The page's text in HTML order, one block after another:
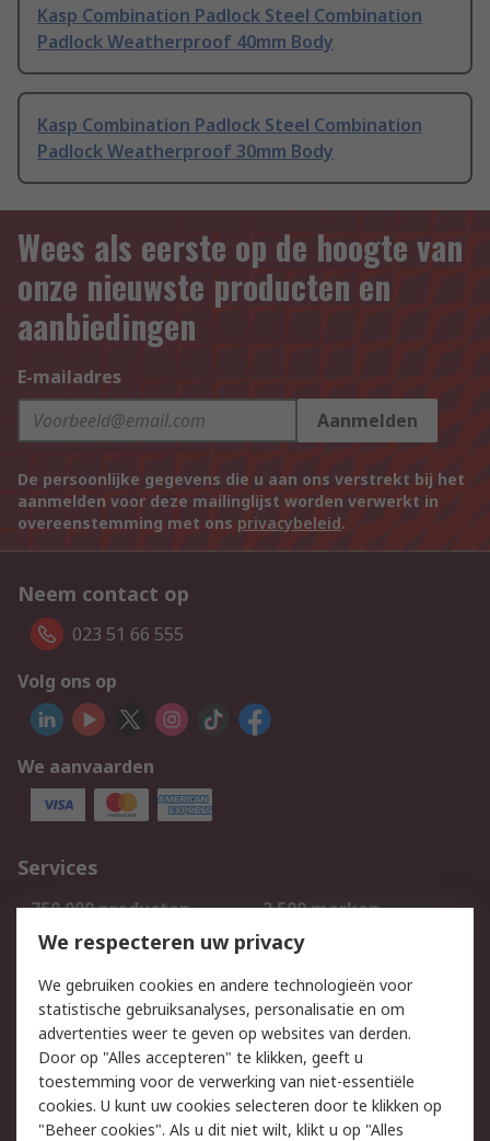
Kasp Combination Padlock Steel Combination
Padlock Weatherproof 40mm Body
Kasp Combination Padlock Steel Combination
Padlock Weatherproof 30mm Body
Wees als eerste op de hoogte van
onze nieuwste producten en
aanbiedingen
E-mailadres
Aanmelden
De persoonlijke gegevens die u aan ons verstrekt bij het
aanmelden voor deze mailinglijst worden verwerkt in
overeenstemming met ons privacybeleid.
Neem contact op
023 51 66 555
Volg ons op
We aanvaarden
Services
750.000 producten
2.500 merken
Bestellen
Inkoopoplossingen
Track & Trace
Wettelijk
Cookiebeleid
Email veiligheid
Privacybeleid
Websitevoorwaarden
We respecteren uw privacy
We gebruiken cookies en andere technologieën voor
statistische gebruiksanalyses, personalisatie en om
advertenties weer te geven op websites van derden.
Door op "Alles accepteren" te klikken, geeft u
toestemming voor de verwerking van niet-essentiële
cookies. U kunt uw cookies selecteren door te klikken op
"Beheer cookies". Als u dit niet wilt, klikt u op "Alles